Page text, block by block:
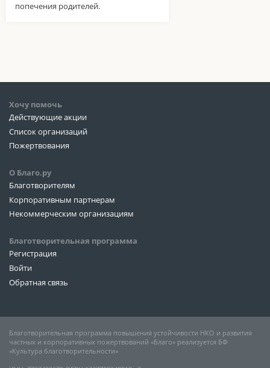
попечения родителей.
Хочу помочь
Действующие акции
Список организаций
Пожертвования
О Благо.ру
Благотворителям
Корпоративным партнерам
Некоммерческим организациям
Благотворительная программа
Регистрация
Войти
Обратная связь
Благотворительная программа повышения устойчивости НКО и развития
частных и корпоративных пожертвований «Благо» реализуется БФ
«Культура благотворительности»